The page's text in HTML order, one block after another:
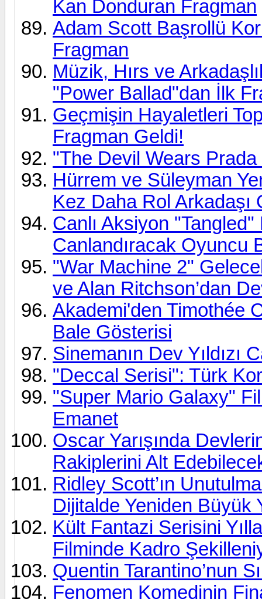
Kan Donduran Fragman
Adam Scott Başrollü
Fragman
Müzik, Hırs ve
"Power Ballad"dan İlk
Geçmişin Hayaletleri
Fragman Geldi!
"The Devil Wears
Hürrem ve Süleyman
Kez Daha Rol Arkadaşı
Canlı Aksiyon
Canlandıracak Oyuncu
"War Machine 2"
ve Alan Ritchson’dan
Akademi'den Timothée
Bale Gösterisi
Sinemanın Dev Yıldızı
"Deccal Serisi": Türk
"Super Mario Galaxy"
Emanet
Oscar Yarışında
Rakiplerini Alt
Ridley Scott’ın
Dijitalde Yeniden Büyük
Kült Fantazi Serisini
Filminde Kadro
Quentin Tarantino’nun
Fenomen Komedinin